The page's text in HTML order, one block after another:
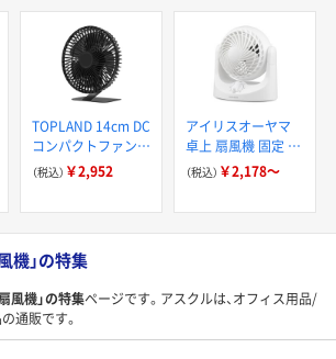
TOPLAND 14cm DC
コンパクトファン 2
電源対応 USB パワ
フル風量 スチール
（税込） ￥2,952
アイリスオーヤマ
卓上 扇風機 固定 マ
カロン型 小型 卓上
扇 TAF-MKM10N
（税込） ￥2,178～
」の特集
機」の特集ページです。アスクルは、オフィス用品/
通販です。